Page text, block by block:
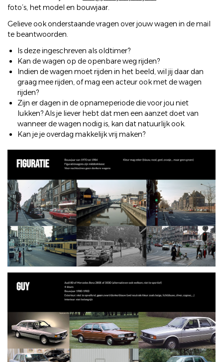
foto’s, het model en bouwjaar.
Gelieve ook onderstaande vragen over jouw wagen in de mail
te beantwoorden.
Is deze ingeschreven als oldtimer?
Kan de wagen op de openbare weg rijden?
Indien de wagen moet rijden in het beeld, wil jij daar dan
graag mee rijden, of mag een acteur ook met de wagen
rijden?
Zijn er dagen in de opnameperiode die voor jou niet
lukken? Als je liever hebt dat men een aanzet doet van
wanneer de wagen nodig is, kan dat natuurlijk ook.
Kan je je overdag makkelijk vrij maken?